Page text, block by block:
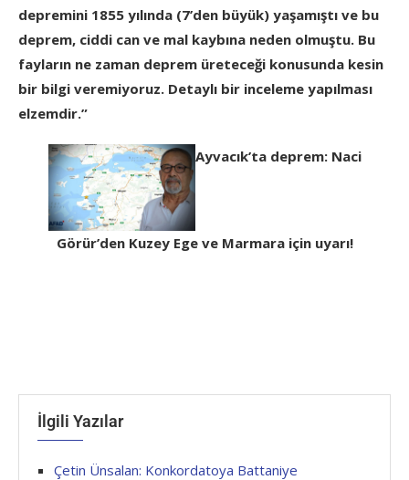
depremini 1855 yılında (7’den büyük) yaşamıştı ve bu
deprem, ciddi can ve mal kaybına neden olmuştu. Bu
fayların ne zaman deprem üreteceği konusunda kesin
bir bilgi veremiyoruz. Detaylı bir inceleme yapılması
elzemdir.”
Ayvacık’ta deprem: Naci
Görür’den Kuzey Ege ve Marmara için uyarı!
İlgili Yazılar
Çetin Ünsalan: Konkordatoya Battaniye